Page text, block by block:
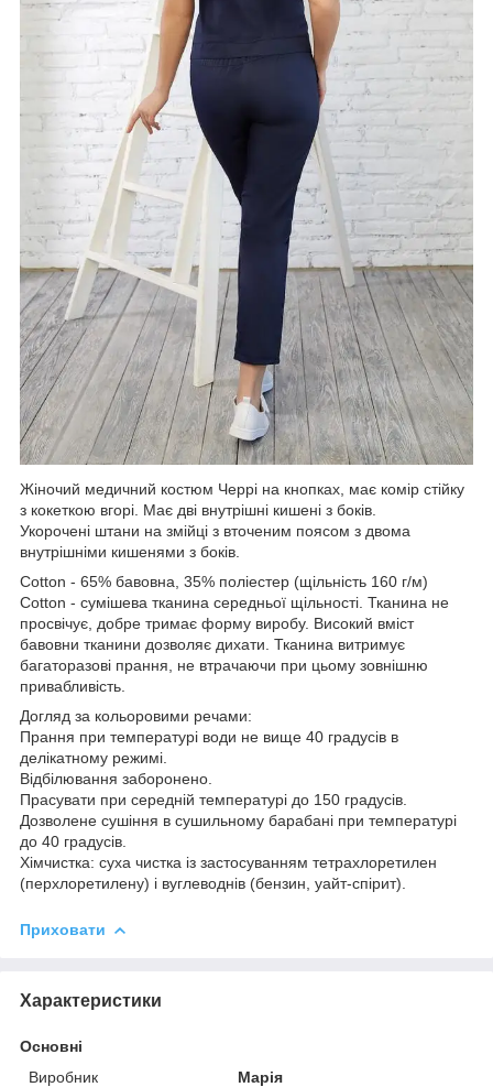
Жіночий медичний костюм Черрі на кнопках, має комір стійку
з кокеткою вгорі. Має дві внутрішні кишені з боків.
Укорочені штани на змійці з вточеним поясом з двома
внутрішніми кишенями з боків.
Cotton - 65% бавовна, 35% поліестер (щільність 160 г/м)
Cotton - сумішева тканина середньої щільності. Тканина не
просвічує, добре тримає форму виробу. Високий вміст
бавовни тканини дозволяє дихати. Тканина витримує
багаторазові прання, не втрачаючи при цьому зовнішню
привабливість.
Догляд за кольоровими речами:
Прання при температурі води не вище 40 градусів в
делікатному режимі.
Відбілювання заборонено.
Прасувати при середній температурі до 150 градусів.
Дозволене сушіння в сушильному барабані при температурі
до 40 градусів.
Хімчистка: суха чистка із застосуванням тетрахлоретилен
(перхлоретилену) і вуглеводнів (бензин, уайт-спірит).
Приховати
Характеристики
Основні
Виробник
Марія